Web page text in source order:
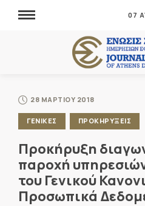
07
28 ΜΑΡΤΙΟΥ 2018
ΓΕΝΙΚΕΣ ΠΡΟΚΗΡΥΞΕΙΣ
Προκήρυξη
παροχή
του Γενικού
Προσωπικά